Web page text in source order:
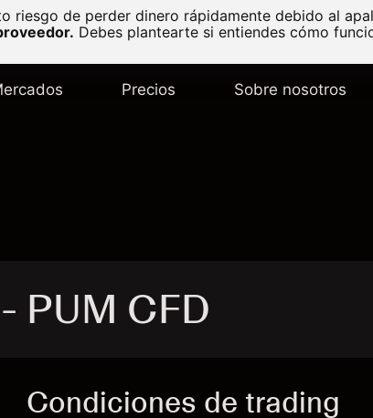
riesgo de perder dinero rápidamente debido al
Debes plantearte si entiendes cómo
Precios Sobre nosotros
PUM CFD
Condiciones de trading